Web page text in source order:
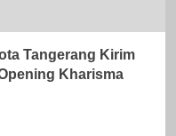
Tangerang Kirim
Kharisma